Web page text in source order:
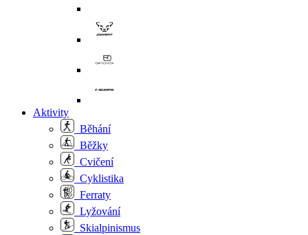
Aktivity
Běhání
Běžky
Cvičení
Cyklistika
Ferraty
Lyžování
Skialpinismus